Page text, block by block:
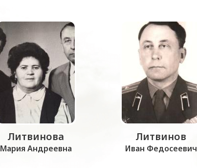
Литвинова
Мария Андреевна
Литвинов
Иван Федосеевич